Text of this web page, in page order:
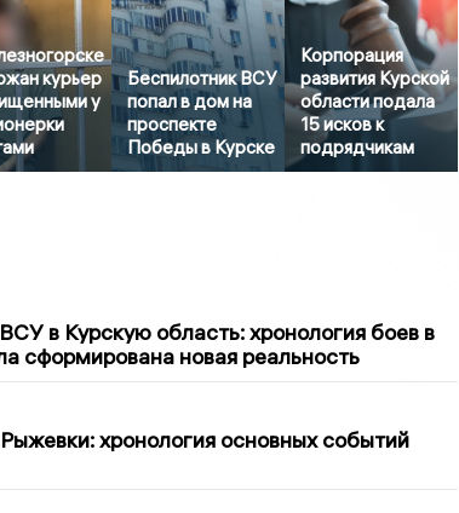
курьер
у
Беспилотник ВСУ
попал в дом на
проспекте
Победы в Курске
Корпорация
развития Курской
области подала
15 исков к
подрядчикам
в Курскую область: хронология боев в
сформирована новая реальность
хронология основных событий